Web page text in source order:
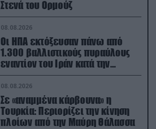
Στενά του Ορμούζ
08.08.2026
Οι ΗΠΑ εκτόξευσαν πάνω από
1.300 βαλλιστικούς πυραύλους
εναντίον του Ιράν κατά την
διάρκεια του πολέμου
08.08.2026
Σε «αναμμένα κάρβουνα» η
Τουρκία: Περιορίζει την κίνηση
πλοίων από την Μαύρη Θάλασσα